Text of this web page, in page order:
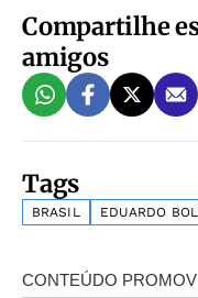
Compartilhe
amigos
Tags
BRASIL EDUARDO